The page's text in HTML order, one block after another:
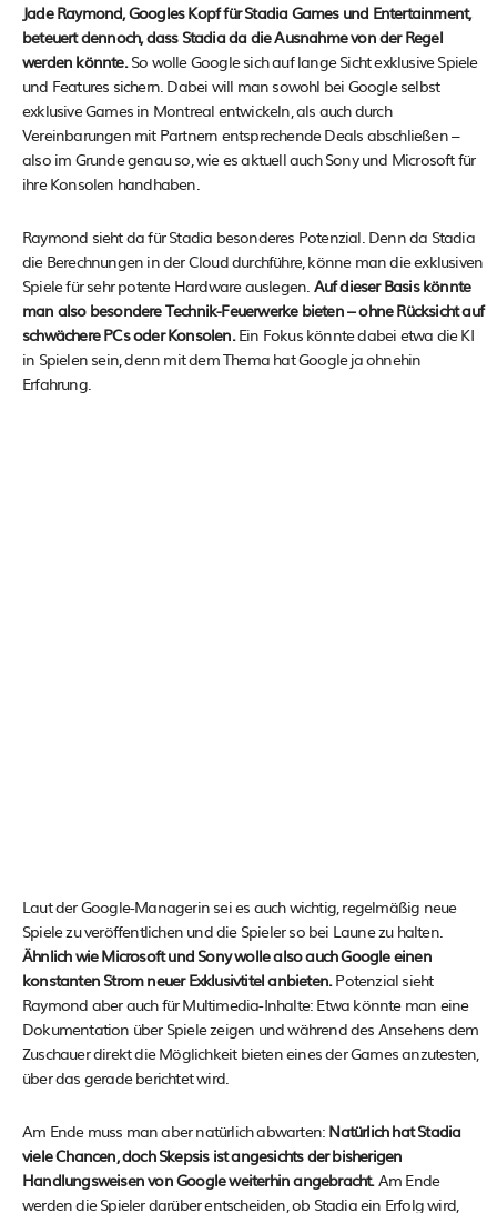
Jade Raymond, Googles Kopf für Stadia Games und Entertainment,
beteuert dennoch, dass Stadia da die Ausnahme von der Regel
werden könnte.So wolle Google sich auf lange Sicht exklusive Spiele
und Features sichern. Dabei will man sowohl bei Google selbst
exklusive Games in Montreal entwickeln, als auch durch
Vereinbarungen mit Partnern entsprechende Deals abschließen –
also im Grunde genau so, wie es aktuell auch Sony und Microsoft für
ihre Konsolen handhaben.
Raymond sieht da für Stadia besonderes Potenzial. Denn da Stadia
die Berechnungen in der Cloud durchführe, könne man die exklusiven
Spiele für sehr potente Hardware auslegen. Auf dieser Basis könnte
man also besondere Technik-Feuerwerke bieten – ohne Rücksicht auf
schwächere PCs oder Konsolen.Ein Fokus könnte dabei etwa die KI
in Spielen sein, denn mit dem Thema hat Google ja ohnehin
Erfahrung.
Laut der Google-Managerin sei es auch wichtig, regelmäßig neue
Spiele zu veröffentlichen und die Spieler so bei Laune zu halten.
Ähnlich wie Microsoft und Sony wolle also auch Google einen
konstanten Strom neuer Exklusivtitel anbieten.Potenzial sieht
Raymond aber auch für Multimedia-Inhalte: Etwa könnte man eine
Dokumentation über Spiele zeigen und während des Ansehens dem
Zuschauer direkt die Möglichkeit bieten eines der Games anzutesten,
über das gerade berichtet wird.
Am Ende muss man aber natürlich abwarten: Natürlich hat Stadia
viele Chancen, doch Skepsis ist angesichts der bisherigen
Handlungsweisen von Google weiterhin angebracht.Am Ende
werden die Spieler darüber entscheiden, ob Stadia ein Erfolg wird,